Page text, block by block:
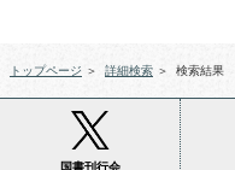
トップページ ＞ 詳細検索 ＞ 検索結果
国書刊行会